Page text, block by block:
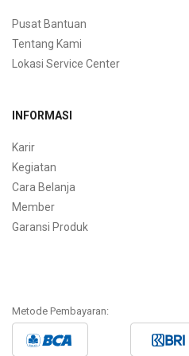
Pusat Bantuan
Tentang Kami
Lokasi Service Center
INFORMASI
Karir
Kegiatan
Cara Belanja
Member
Garansi Produk
Metode Pembayaran: